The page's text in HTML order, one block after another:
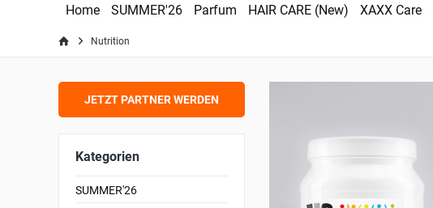
Home SUMMER'26 Parfum HAIR CARE (New) XAXX Care
Nutrition
JETZT PARTNER WERDEN
Kategorien
SUMMER'26